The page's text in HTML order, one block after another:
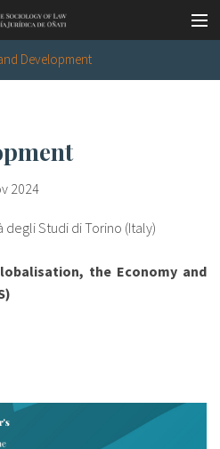
Development
2024
degli Studi di Torino (Italy)
the Economy and